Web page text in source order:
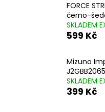
FORCE
černo-
SKLADEM
599 Kč
Mizuno
SKLADEM
399 Kč